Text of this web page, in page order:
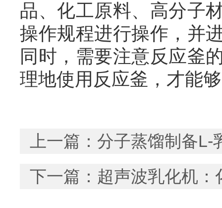
品、化工原料、高分子
操作规程进行操作，并
同时，需要注意反应釜
理地使用反应釜，才能
上一篇： 分子蒸馏制备L-
下一篇： 超声波乳化机：